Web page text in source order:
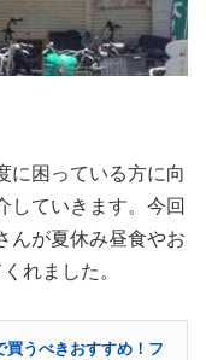
に困っている方に向
していきます。今回
んが夏休み昼食やお
れました。
買うべきおすすめ！フ